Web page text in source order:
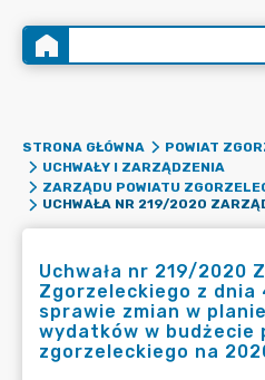
STRONA GŁÓWNA
POWIAT
UCHWAŁY I ZARZĄDZENIA
ZARZĄDU POWIATU
Uchwała nr 219/2020
Zgorzeleckiego z dnia
sprawie zmian w
wydatków w budżecie
zgorzeleckiego na